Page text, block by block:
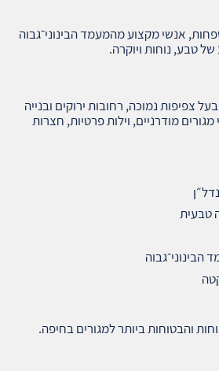
אנשי מקצוע מהמעמד הבינוני־גבוה
טבע, נוחות ויוקרה.
צפיפות נמוכה, רחובות ירוקים ובנייה
מודרניים, וילות פרטיות, חצרות
טבעית
הבינוני־גבוה
והבטוחות ביותר למגורים בחיפה.